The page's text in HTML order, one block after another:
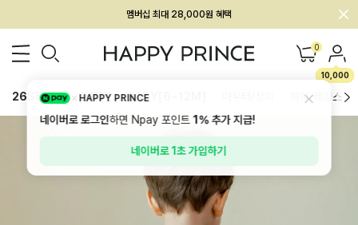
회원전용 아울렛, 가입하면 ~60% 할인!
멤버십 최대 28,000원 혜택 0
10,000
26SS 신상 BEST BABY[6~12M] 하의/레깅스
HAPPY PRINCE
네이버로 로그인하면 Npay 포인트1%추가 지급!
네이버로 1초 가입하기